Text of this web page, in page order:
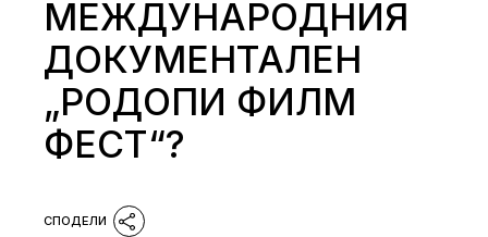
МЕЖДУНАРОДНИЯ
ДОКУМЕНТАЛЕН
„РОДОПИ ФИЛМ
ФЕСТ“?